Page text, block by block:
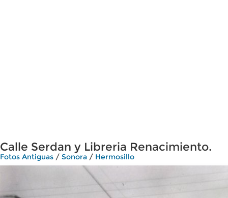
Calle Serdan y Libreria Renacimiento.
Fotos Antiguas / Sonora / Hermosillo